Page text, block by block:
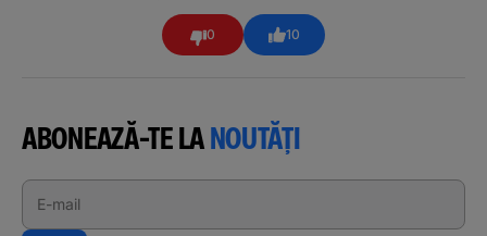
0 10
ABONEAZĂ-TE LANOUTĂȚI
E-mail